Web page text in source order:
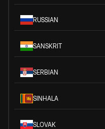
RUSSIAN
SANSKRIT
SERBIAN
SINHALA
SLOVAK